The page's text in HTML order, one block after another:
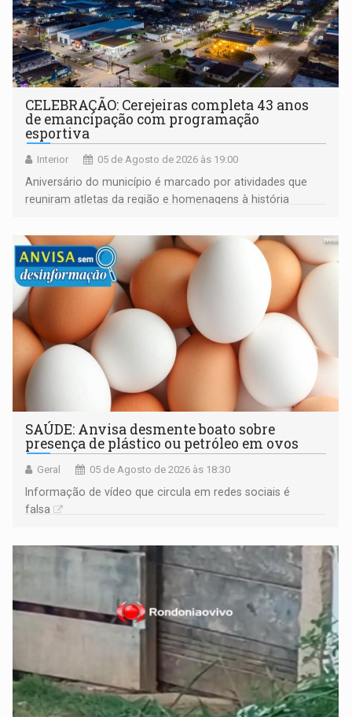
CELEBRAÇÃO: Cerejeiras completa 43 anos
de emancipação com programação
esportiva
Interior 05 de Agosto de 2026 às 19:00
Aniversário do município é marcado por atividades que
reuniram atletas da região e homenagens à história
SAÚDE: Anvisa desmente boato sobre
presença de plástico ou petróleo em ovos
Geral 05 de Agosto de 2026 às 18:30
Informação de vídeo que circula em redes sociais é
falsa